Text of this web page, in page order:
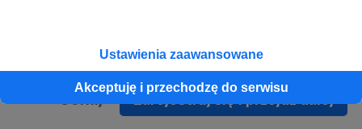
Ustawienia zaawansowane
Akceptuję i przechodzę do serwisu
Zarejestruj się i przejdź dalej